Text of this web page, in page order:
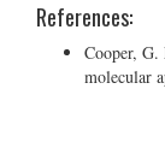
References:
Cooper,
molecular